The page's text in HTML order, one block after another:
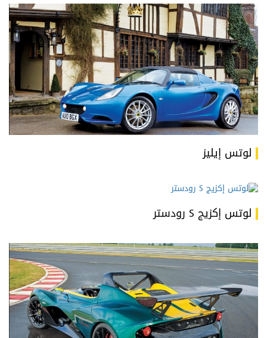
لوتس إيليز
لوتس إكزيج S رودستر